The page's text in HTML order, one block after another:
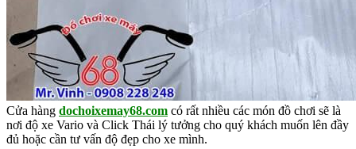
Cửa hàng dochoixemay68.com có rất nhiều các món đồ chơi sẽ là
nơi độ xe Vario và Click Thái lý tưởng cho quý khách muốn lên đầy
đủ hoặc cần tư vấn độ đẹp cho xe mình.